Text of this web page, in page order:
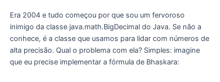
Era 2004 e tudo começou por que sou um fervoroso
inimigo da classe java.math.BigDecimal do Java. Se não a
conhece, é a classe que usamos para lidar com números de
alta precisão. Qual o problema com ela? Simples: imagine
que eu precise implementar a fórmula de Bhaskara: